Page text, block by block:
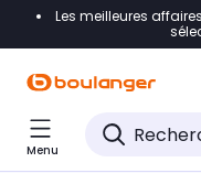
Accéder
Accéder directement
Accéder
Les meilleures
Menu